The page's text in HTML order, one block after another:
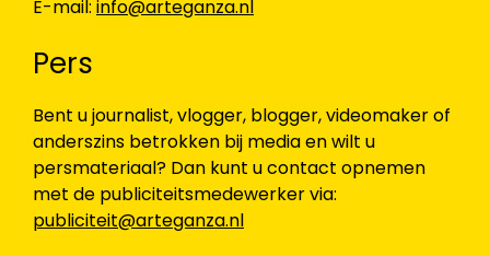
E-mail: info@arteganza.nl
Pers
Bent u journalist, vlogger, blogger, videomaker of
anderszins betrokken bij media en wilt u
persmateriaal? Dan kunt u contact opnemen
met de publiciteitsmedewerker via:
publiciteit@arteganza.nl